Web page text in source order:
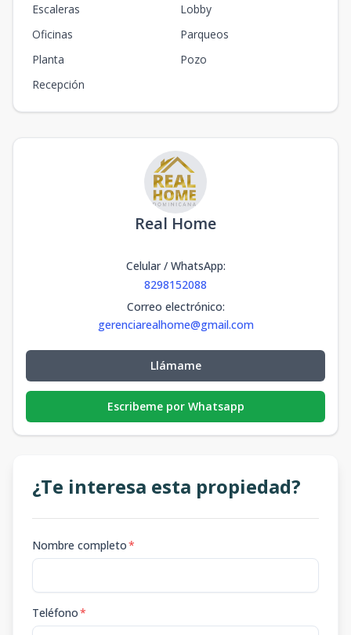
Escaleras
Lobby
Oficinas
Parqueos
Planta
Pozo
Recepción
Real Home
Celular / WhatsApp:
8298152088
Correo electrónico:
gerenciarealhome@gmail.com
Llámame
Escribeme por Whatsapp
¿Te interesa esta propiedad?
Nombre completo*
Teléfono*